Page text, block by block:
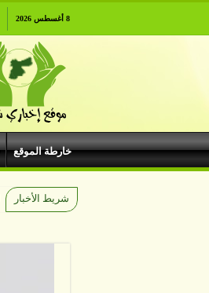
8 أغسطس 2026
خارطة الموقع
شريط الأخبار